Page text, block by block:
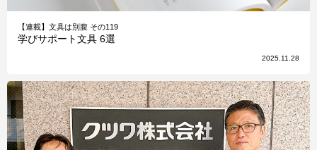
【連載】文具は別腹 その119
学びサポート文具 6選
2025.11.28